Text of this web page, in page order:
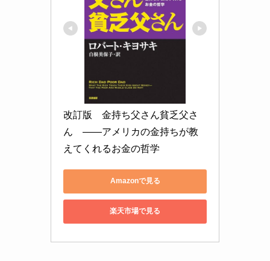
改訂版　金持ち父さん貧乏父さ
ん　――アメリカの金持ちが教
えてくれるお金の哲学
Amazonで見る
楽天市場で見る